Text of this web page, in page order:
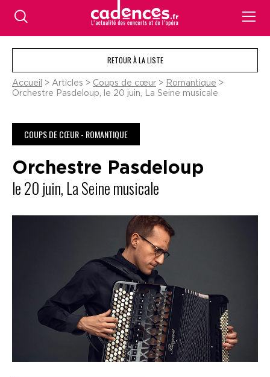
RETOUR À LA LISTE
Accueil > Articles > Coups de cœur > Romantique >
Orchestre Pasdeloup, le 20 juin, La Seine musicale
COUPS DE CŒUR - ROMANTIQUE
Orchestre Pasdeloup
le 20 juin, La Seine musicale